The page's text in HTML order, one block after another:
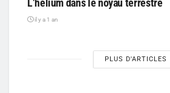
il y a 1 an
PLUS D'ARTICLES